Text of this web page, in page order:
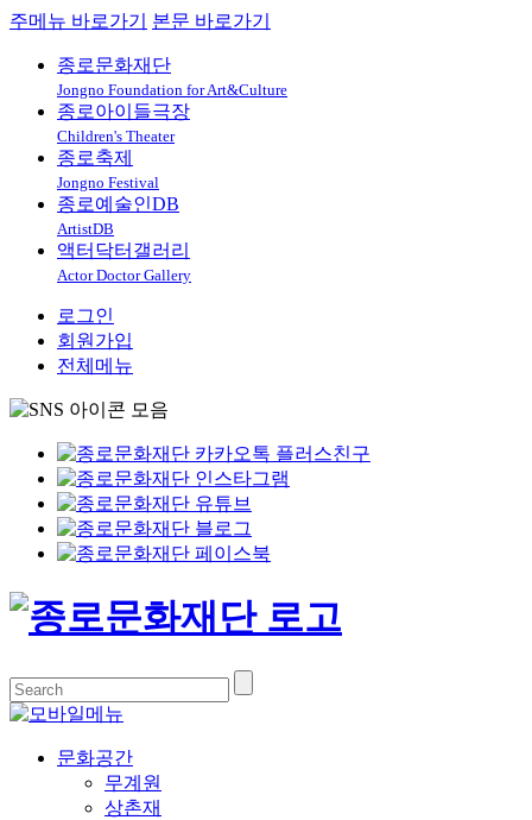
주메뉴 바로가기 본문 바로가기
종로문화재단
Jongno Foundation for Art&Culture
종로아이들극장
Children's Theater
종로축제
Jongno Festival
종로예술인DB
ArtistDB
액터닥터갤러리
Actor Doctor Gallery
로그인
회원가입
전체메뉴
문화공간
무계원
상촌재